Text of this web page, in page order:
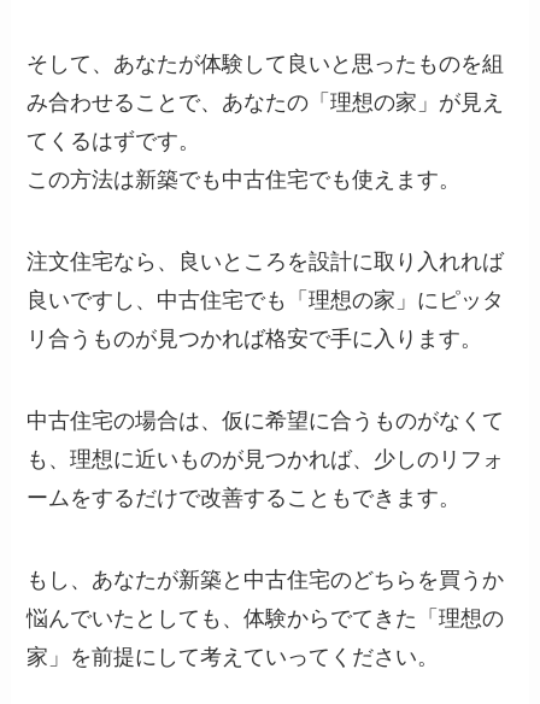
そして、あなたが体験して良いと思ったものを組
み合わせることで、あなたの「理想の家」が見え
てくるはずです。
この方法は新築でも中古住宅でも使えます。
注文住宅なら、良いところを設計に取り入れれば
良いですし、中古住宅でも「理想の家」にピッタ
リ合うものが見つかれば格安で手に入ります。
中古住宅の場合は、仮に希望に合うものがなくて
も、理想に近いものが見つかれば、少しのリフォ
ームをするだけで改善することもできます。
もし、あなたが新築と中古住宅のどちらを買うか
悩んでいたとしても、体験からでてきた「理想の
家」を前提にして考えていってください。